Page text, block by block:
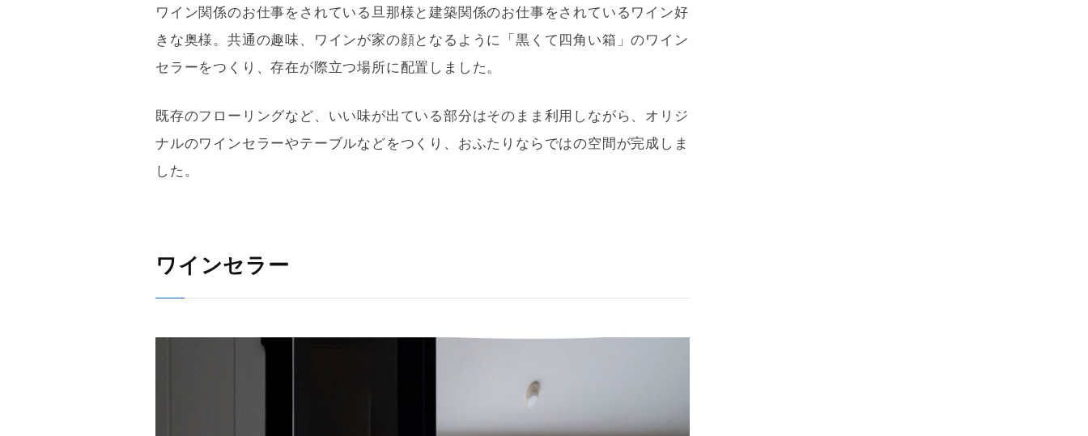
ワイン関係のお仕事をされている旦那様と建築関係のお仕事をされているワイン好
きな奥様。共通の趣味、ワインが家の顔となるように「黒くて四角い箱」のワイン
セラーをつくり、存在が際立つ場所に配置しました。
既存のフローリングなど、いい味が出ている部分はそのまま利用しながら、オリジ
ナルのワインセラーやテーブルなどをつくり、おふたりならではの空間が完成しま
した。
ワインセラー